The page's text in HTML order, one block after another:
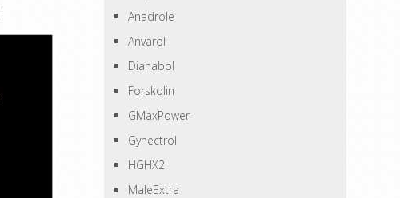
Anadrole
Anvarol
Dianabol
Forskolin
GMaxPower
Gynectrol
HGHX2
MaleExtra